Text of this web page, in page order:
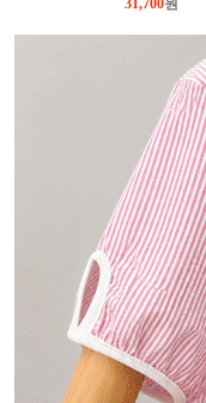
31,700원